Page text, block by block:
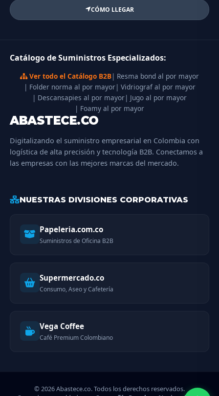
CÓMO LLEGAR
Catálogo de Suministros Especializados:
Ver todo el Catálogo B2B| Resma bond al por mayor
| Folder norma al por mayor| Vidriograf al por mayor
| Descansapies al por mayor| Jugo al por mayor
| Foamy al por mayor
ABASTECE.CO
Digitalizando el suministro empresarial en Colombia con
logística de alta precisión y tecnología B2B. Conectamos a
las empresas con las mejores marcas del mercado.
NUESTRAS DIVISIONES CORPORATIVAS
Papeleria.com.co
Suministros de Oficina B2B
Supermercado.co
Consumo, Aseo y Cafetería
Vega Coffee
Café Premium Colombiano
© 2026 Abastece.co. Todos los derechos reservados.